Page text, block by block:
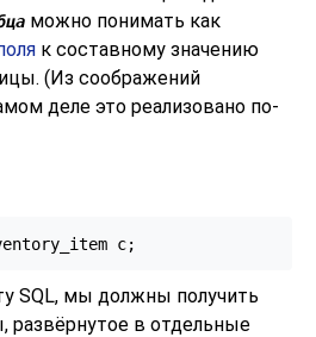
можно понимать как
к составному значению
(Из соображений
деле это реализовано по-
c;
SQL, мы должны получить
развёрнутое в отдельные